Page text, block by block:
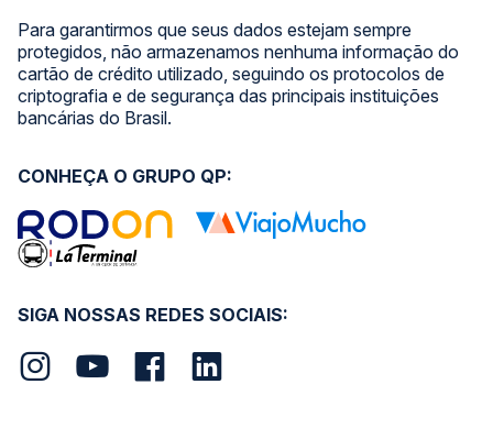
Para garantirmos que seus dados estejam sempre
protegidos, não armazenamos nenhuma informação do
cartão de crédito utilizado, seguindo os protocolos de
criptografia e de segurança das principais instituições
bancárias do Brasil.
SIGA NOSSAS REDES SOCIAIS:
CONHEÇA O GRUPO QP: